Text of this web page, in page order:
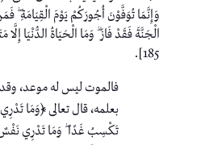
وَإِنَّمَا تُوَفَّوْنَ أُجُورَكُمْ يَوْمَ الْقِيَامَةِ
الْجَنَّةَ فَقَدْ فَازَ ۗ وَمَا الْحَيَاةُ الدُّنْيَا
185].
فالموت ليس له موعد،
بعلمه، قال تعالى ﴿وَمَا
تَكْسِبُ غَدًا ۖ وَمَا تَدْرِي